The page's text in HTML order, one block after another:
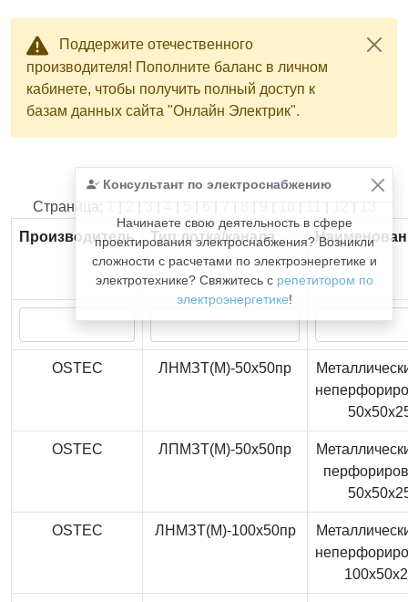
Поддержите отечественного
производителя! Пополните баланс в личном
кабинете, чтобы получить полный доступ к
базам данных сайта "Онлайн Электрик".
Консультант по электроснабжению
Начинаете свою деятельность в сфере
проектирования электроснабжения? Возникли
сложности с расчетами по электроэнергетике и
электротехнике? Свяжитесь с репетитором по
электроэнергетике!
Найдено366из366записей.
Страница: 1 | 2 | 3 | 4 | 5 | 6 | 7 | 8 | 9 | 10 | 11 | 12 | 13
Производитель
Тип лотка/канала
OSTEC ЛНМЗТ(М)-50x50пр
OSTEC ЛПМЗТ(М)-50x50пр
OSTEC ЛНМЗТ(М)-100x50пр